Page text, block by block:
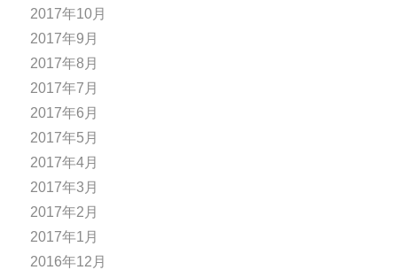
2017年10月
2017年9月
2017年8月
2017年7月
2017年6月
2017年5月
2017年4月
2017年3月
2017年2月
2017年1月
2016年12月